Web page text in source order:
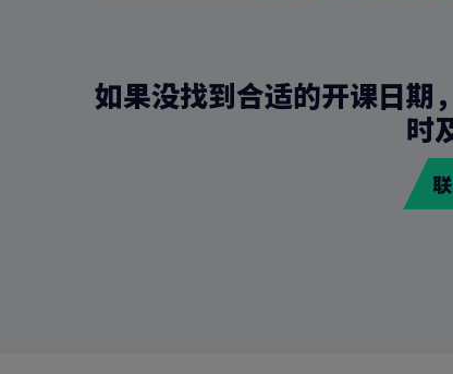
如果没找到合适的开课日期
时